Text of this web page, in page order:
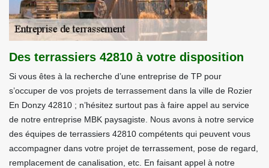
Des terrassiers 42810 à votre disposition
Si vous êtes à la recherche d’une entreprise de TP pour
s’occuper de vos projets de terrassement dans la ville de Rozier
En Donzy 42810 ; n’hésitez surtout pas à faire appel au service
de notre entreprise MBK paysagiste. Nous avons à notre service
des équipes de terrassiers 42810 compétents qui peuvent vous
accompagner dans votre projet de terrassement, pose de regard,
remplacement de canalisation, etc. En faisant appel à notre